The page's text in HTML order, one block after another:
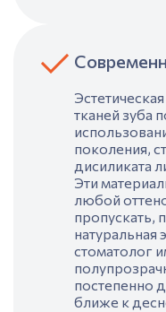
тканей зуба
поколения,
дисиликата
Эти
любой
пропускать,
натуральная
стоматолог
постепенно
ближе к